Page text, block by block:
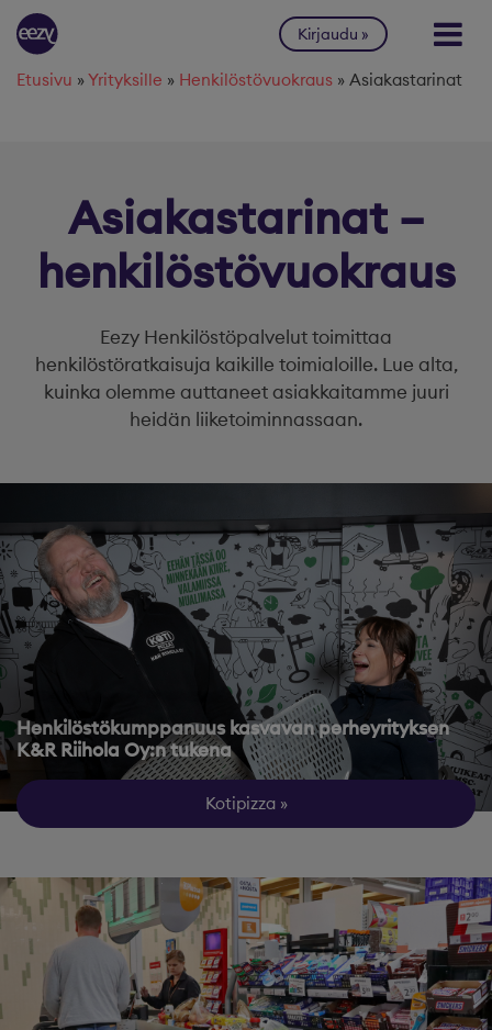
Siirry sisältöön
Kirjaudu
Etusivu »Yrityksille » Henkilöstövuokraus » Asiakastarinat
Asiakastarinat –
henkilöstövuokraus
Eezy Henkilöstöpalvelut toimittaa
henkilöstöratkaisuja kaikille toimialoille. Lue alta,
kuinka olemme auttaneet asiakkaitamme juuri
heidän liiketoiminnassaan.
Henkilöstökumppanuus kasvavan perheyrityksen
K&R Riihola Oy:n tukena
Kotipizza